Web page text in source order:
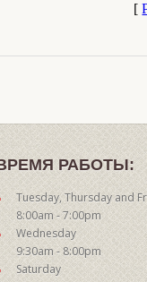
[
РАБОТЫ:
Tuesday, Thursday and
8:00am - 7:00pm
Wednesday
9:30am - 8:00pm
Saturday